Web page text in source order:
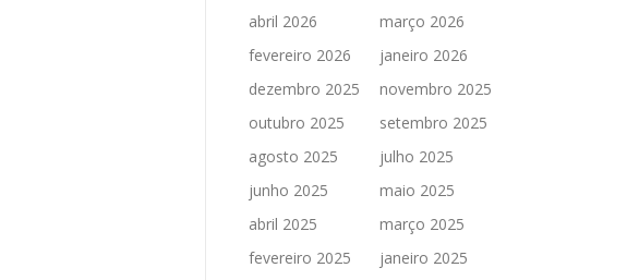
abril 2026
março 2026
fevereiro 2026
janeiro 2026
dezembro 2025
novembro 2025
outubro 2025
setembro 2025
agosto 2025
julho 2025
junho 2025
maio 2025
abril 2025
março 2025
fevereiro 2025
janeiro 2025